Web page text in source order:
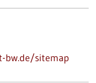
bw.de/sitemap